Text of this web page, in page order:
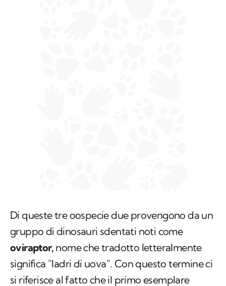
Di queste tre oospecie due provengono da un
gruppo di dinosauri sdentati noti come
oviraptor,nome che tradotto letteralmente
significa "ladri di uova". Con questo termine ci